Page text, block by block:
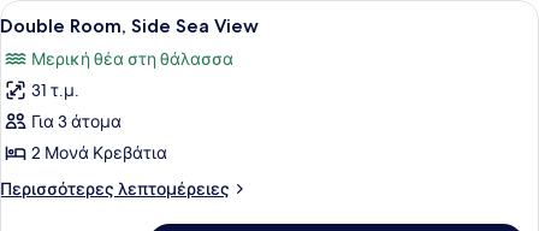
Προβολή
όλων
των
φωτογραφιών
για
Double
Room,
Side
Ένα κρεβάτι με κεφαλάρι, δύο
5
Double Room, Side Sea View
Μερική θέα στη θάλασσα
31 τ.μ.
Για 3 άτομα
2 Μονά Κρεβάτια
Περισσότερες λεπτομέρειες
Περισσότερες